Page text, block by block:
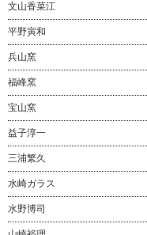
文山香菜江
平野寅和
兵山窯
福峰窯
宝山窯
益子淳一
三浦繁久
水崎ガラス
水野博司